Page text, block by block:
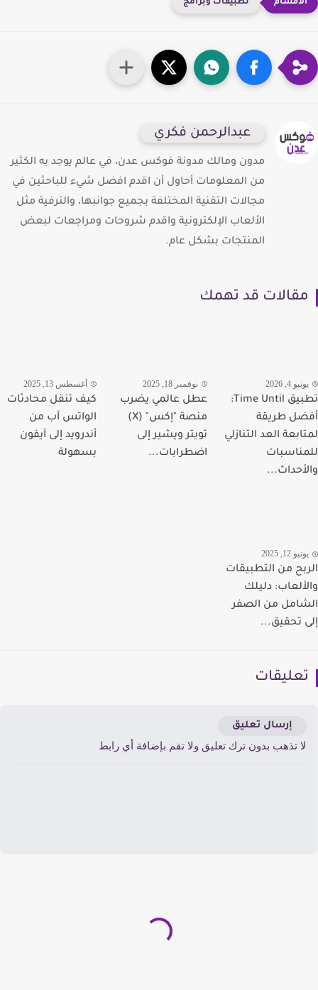
تطبيقات وبرامج
عبدالرحمن فكري
مدون ومالك مدونة فوكس عدن، في عالم يوجد به الكثير
من المعلومات أحاول أن اقدم افضل شيء للباحثين في
مجالات التقنية المختلفة بجميع جوانبها، والترفية مثل
الألعاب الإلكترونية واقدم شروحات ومراجعات لبعض
المنتجات بشكل عام.
قد تهمك
4, 2026
تطبيق Time Until:
طريقة
العد التنازلي
نوفمبر 18, 2025
عطل عالمي يضرب
منصة "إكس" (X)
تويتر ويشير إلى
اضطرابات...
أغسطس 13, 2025
كيف تنقل محادثات
الواتس آب من
أندرويد إلى آيفون
بسهولة
12, 2025
من التطبيقات
دليلك
من الصفر
تحقيق...
إرسال تعليق
تذهب بدون ترك تعليق ولا تقم بإضافة أي رابط